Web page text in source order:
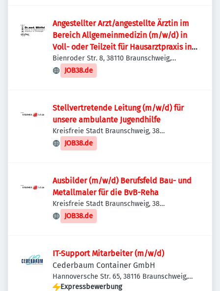
Angestellter Arzt/angestellte Ärztin im
Bereich Allgemeinmedizin (m/w/d) in
Voll- oder Teilzeit für Hausarztpraxis in
Braunschweig Nord
Bienroder Str. 8, 38110 Braunschweig,
Deutschland
JOB38.de
Stellvertretende Leitung (m/w/d) für
unsere ambulante Jugendhilfe
Kreisfreie Stadt Braunschweig, 38
Braunschweig, Deutschland
JOB38.de
Ausbilder (m/w/d) Berufsfeld Bau- und
Metallmaler für die BvB-Reha
Kreisfreie Stadt Braunschweig, 38
Braunschweig, Deutschland
JOB38.de
IT-Support Mitarbeiter (m/w/d)
Cederbaum Container GmbH
Hannoversche Str. 65, 38116 Braunschweig,
Deutschland
Expressbewerbung